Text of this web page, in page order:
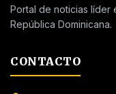
Portal de noticias líder
República Dominicana.
CONTACTO